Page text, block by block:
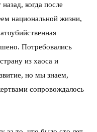
когда после
национальной жизни,
Потребовались
из хаоса и
но мы знаем,
сопровождалось